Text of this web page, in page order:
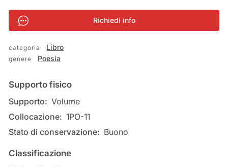
Richiedi info
categoria Libro
genere Poesia
Informazioni
Supporto fisico
Supporto: Volume
Collocazione: 1PO-11
Stato di conservazione: Buono
Classificazione